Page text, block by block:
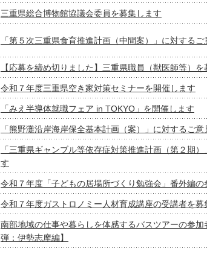
三重県総合博物館協議会委員を募集します
「第５次三重県食育推進計画（中間案）」に対する
【応募を締め切りました】三重県職員（獣医師等）を
令和７年度三重県空き家対策セミナーを開催します
「みえ半導体就職フェア in TOKYO」を開催します
「熊野灘沿岸海岸保全基本計画（案）」に対するご
「三重県ギャンブル等依存症対策推進計画（第２期
す
令和７年度「子どもの居場所づくり勉強会」番外編の
令和７年度ガストロノミー人材育成講座の受講者を募
南部地域の仕事や暮らしを体感するバスツアーの参
弾：伊勢志摩編】